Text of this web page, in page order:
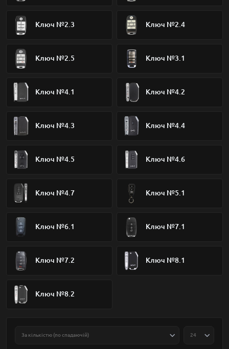
Ключ №2.3 Ключ №2.4
Ключ №2.5 Ключ №3.1
Ключ №4.1 Ключ №4.2
Ключ №4.3 Ключ №4.4
Ключ №4.5 Ключ №4.6
Ключ №4.7 Ключ №5.1
Ключ №6.1 Ключ №7.1
Ключ №7.2 Ключ №8.1
Ключ №8.2